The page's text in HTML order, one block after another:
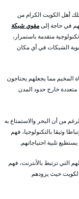
أهل الكويت الكرام من
في حاجة إلىمقوي شبكة
متقدمة باستمرار،
الشبكات في أي مكان
المخيم مما يجعلهم يحتاجون
خارج حدود المدن
من أن البحر والاستمتاع به
وثيقا بالتكنولوجيا، فهم
تلبية احتياجاتهم.
التي ترتبط بالأنترنت، فهم
حيث يزودهم